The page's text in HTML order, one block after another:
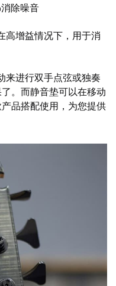
除噪音
高增益情况下，用于消
来进行双手点弦或独奏
。而静音垫可以在移动
品搭配使用，为您提供